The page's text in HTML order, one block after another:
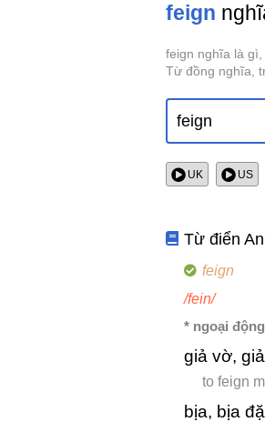
feign
feign nghĩa là gì,
Từ đồng nghĩa,
UK US
Từ điển
feign
/fein/
* ngoại
giả vờ,
to feign
bịa, bịa